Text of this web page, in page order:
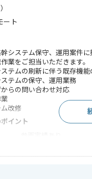
ート
幹システム保守、運用案件
業をご担当いただきます。
テムの刷新に伴う既存機能
テムの保守、運用業務
らの問い合わせ対応
改修
イント